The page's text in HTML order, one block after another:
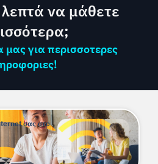
να μάθετε
μας για περισσοτερες
σας στο